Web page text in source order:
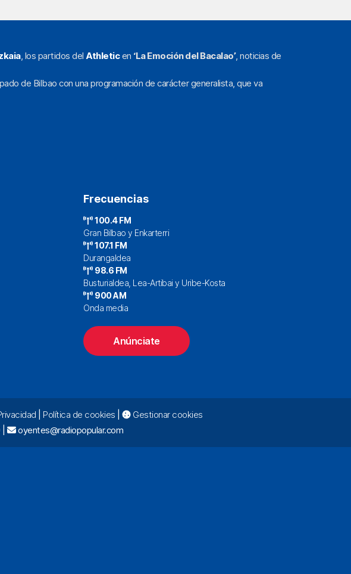
, los partidos del Athleticen ‘La Emoción del Bacalao’, noticias de
de Bilbao con una programación de carácter generalista, que va
Frecuencias
100.4 FM
Gran Bilbao y Enkarterri
107.1 FM
Durangaldea
98.6 FM
Busturialdea, Lea-Artibai y Uribe-Kosta
900 AM
Onda media
Anúnciate
Política de cookies
Gestionar cookies
| oyentes@radiopopular.com